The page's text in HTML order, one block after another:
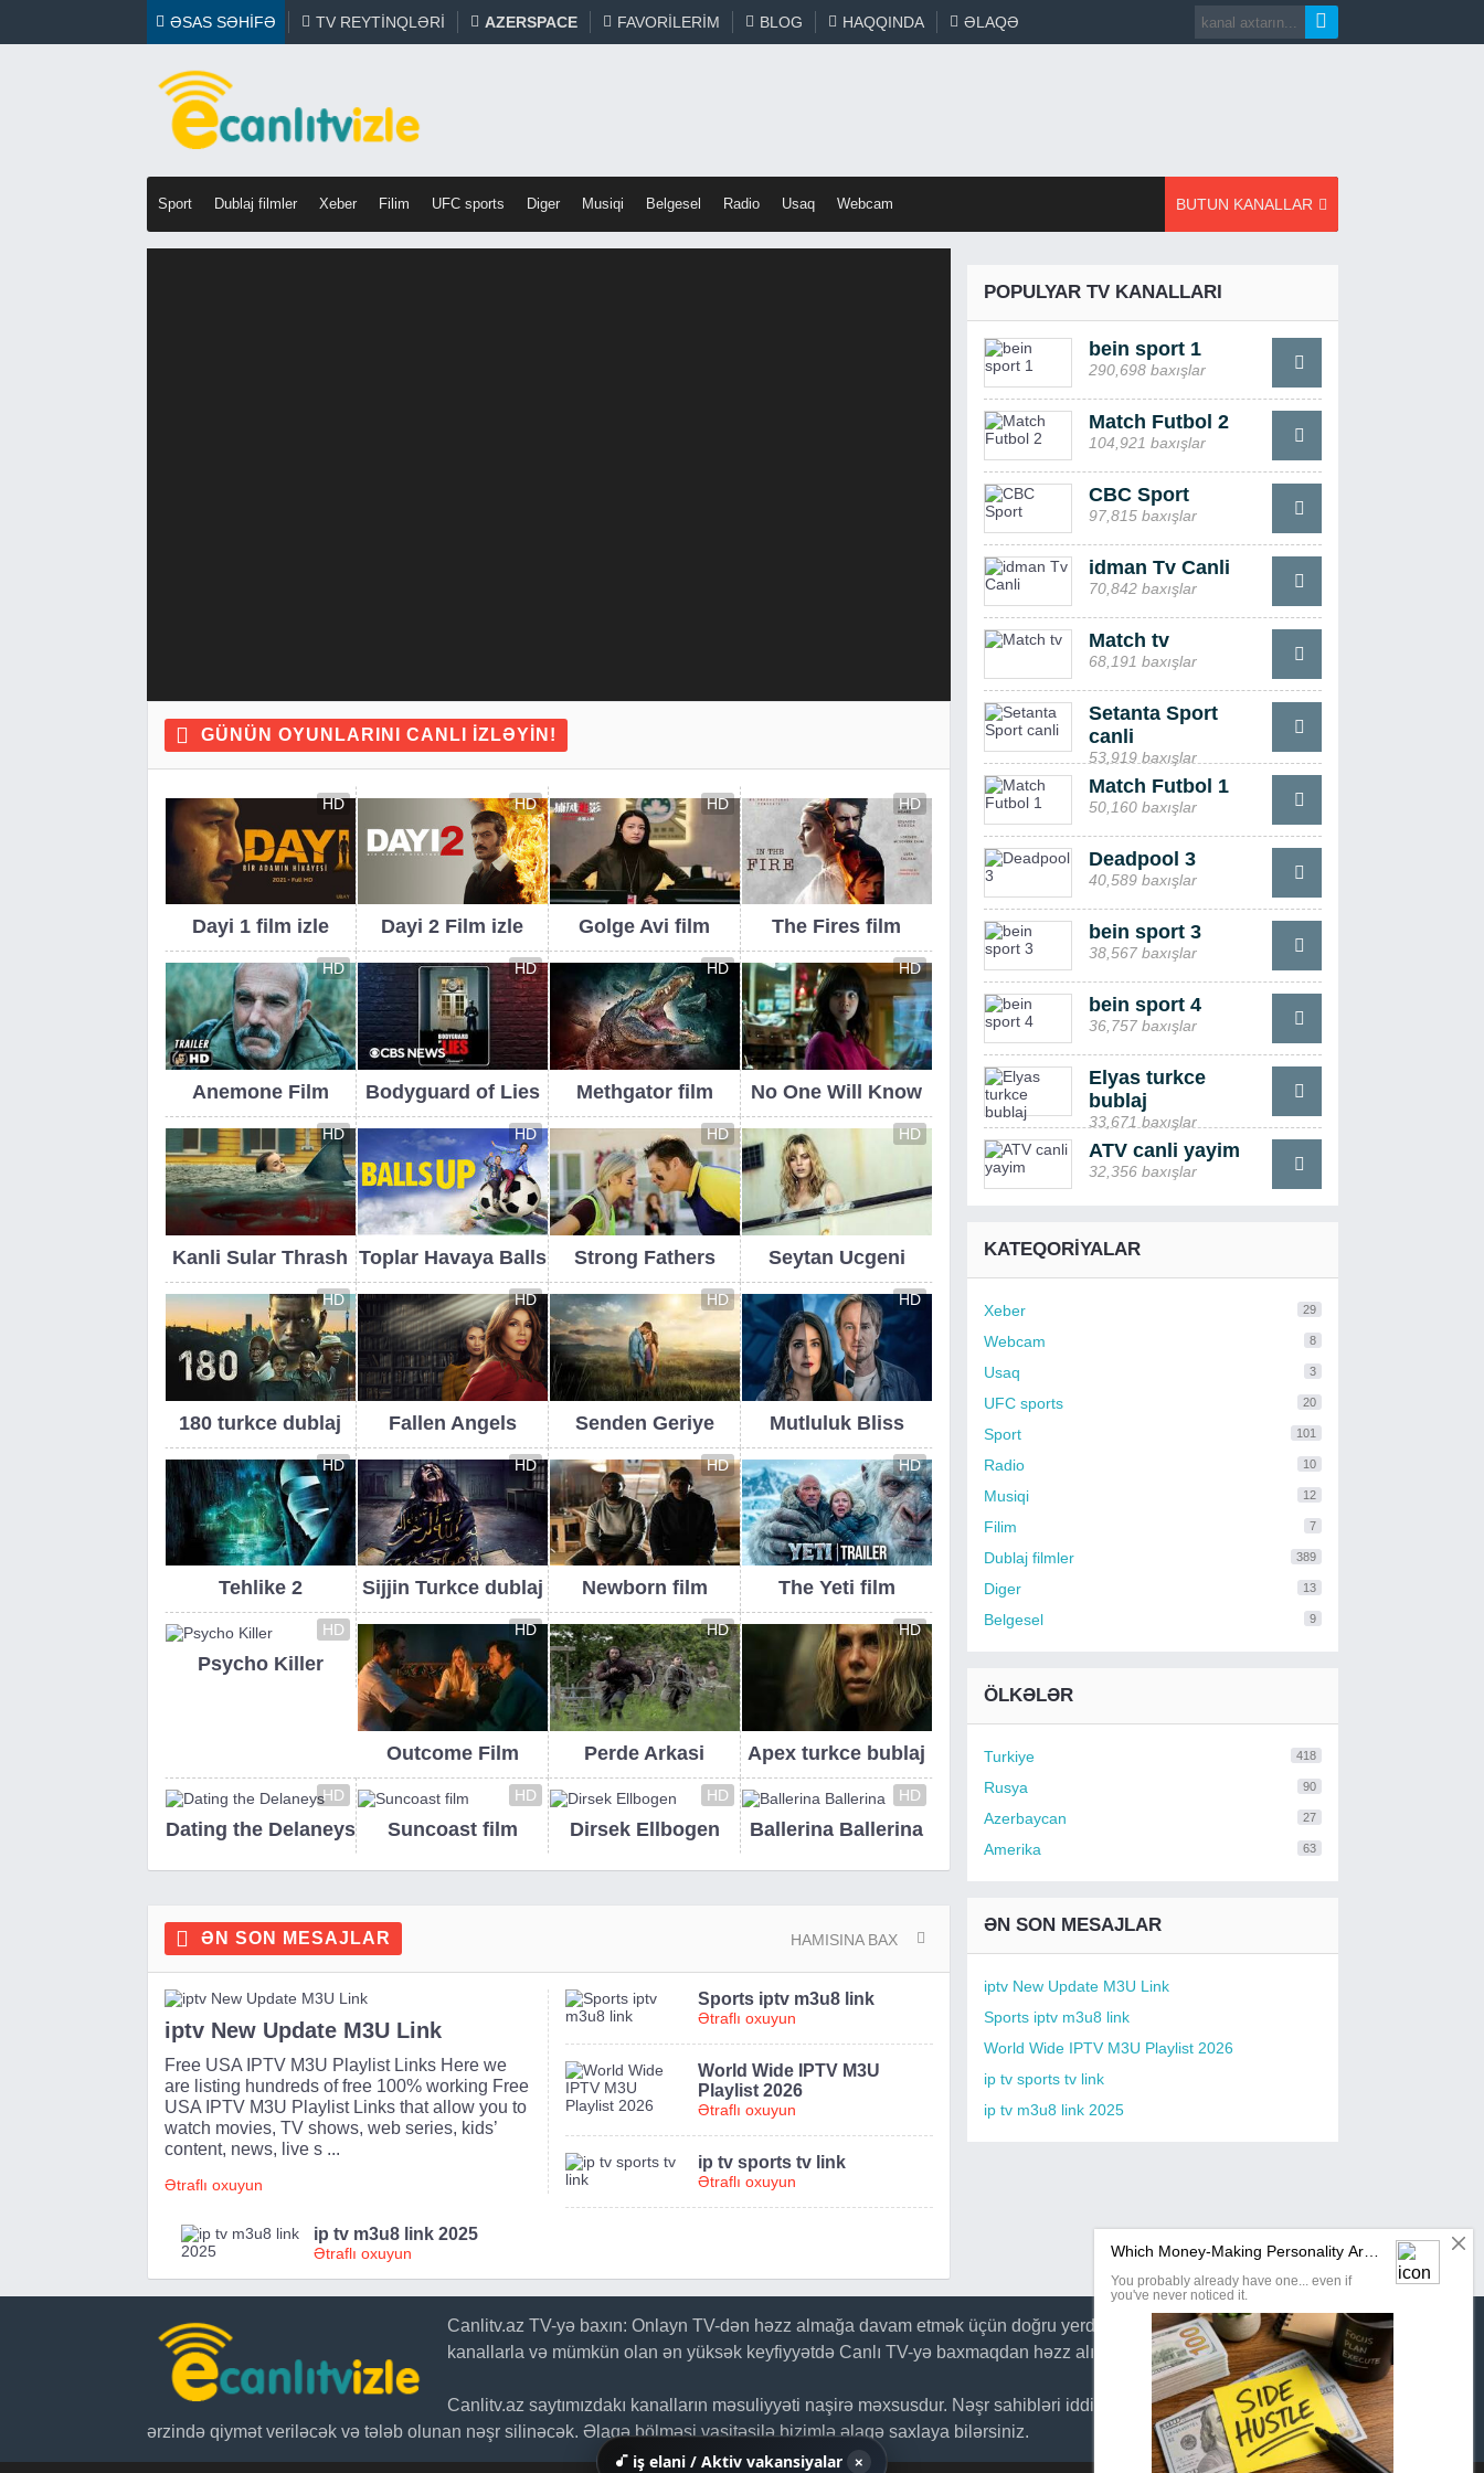
ƏSAS SƏHIFƏ TV REYTINQLƏRI AZERSPACE FAVORILERIM BLOG HAQQINDA ƏLAQƏ
Sport Dublaj filmler Xeber Filim UFC sports Diger Musiqi Belgesel Radio Usaq Webcam BUTUN KANALLAR
GÜNÜN OYUNLARINI CANLI IZLƏYIN!
HD
Dayi 1 film izle
HD
Dayi 2 Film izle
HD
Golge Avi film
HD
The Fires film
HD
Anemone Film
HD
Bodyguard of Lies
HD
Methgator film
HD
No One Will Know
HD
Kanli Sular Thrash
HD
Toplar Havaya Balls
HD
Strong Fathers
HD
Seytan Ucgeni
HD
180 turkce dublaj
HD
Fallen Angels
HD
Senden Geriye
HD
Mutluluk Bliss
HD
Tehlike 2
HD
Sijjin Turkce dublaj
HD
Newborn film
HD
The Yeti film
HD
Psycho Killer
HD
Outcome Film
HD
Perde Arkasi
HD
Apex turkce bublaj
HD
Dating the Delaneys
HD
Suncoast film
HD
Dirsek Ellbogen
HD
Ballerina Ballerina
ƏN SON MESAJLAR HAMISINA BAX
iptv New Update M3U Link
Free USA IPTV M3U Playlist Links Here we
are listing hundreds of free 100% working Free
USA IPTV M3U Playlist Links that allow you to
watch movies, TV shows, web series, kids’
content, news, live s ...
Ətraflı oxuyun
Sports iptv m3u8 link
Ətraflı oxuyun
World Wide IPTV M3U
Playlist 2026
Ətraflı oxuyun
ip tv sports tv link
Ətraflı oxuyun
ip tv m3u8 link 2025
Ətraflı oxuyun
POPULYAR TV KANALLARI
bein sport 1
290,698 baxışlar
Match Futbol 2
104,921 baxışlar
CBC Sport
97,815 baxışlar
idman Tv Canli
70,842 baxışlar
Match tv
68,191 baxışlar
Setanta Sport
canli
53,919 baxışlar
Match Futbol 1
50,160 baxışlar
Deadpool 3
40,589 baxışlar
bein sport 3
38,567 baxışlar
bein sport 4
36,757 baxışlar
Elyas turkce
bublaj
33,671 baxışlar
ATV canli yayim
32,356 baxışlar
KATEQORIYALAR
Xeber 29
Webcam 8
Usaq 3
UFC sports 20
Sport 101
Radio 10
Musiqi 12
Filim 7
Dublaj filmler 389
Diger 13
Belgesel 9
ÖLKƏLƏR
Turkiye 418
Rusya 90
Azerbaycan 27
Amerika 63
ƏN SON MESAJLAR
iptv New Update M3U Link
Sports iptv m3u8 link
World Wide IPTV M3U Playlist 2026
ip tv sports tv link
ip tv m3u8 link 2025
Canlitv.az TV-yə baxın: Onlayn TV-dən həzz almağa davam etmək üçün doğru yerdəsiniz. Daim əlavə olunan yeni
kanallarla və mümkün olan ən yüksək keyfiyyətdə Canlı TV-yə baxmaqdan həzz alın.
Canlitv.az saytımızdakı kanalların məsuliyyəti naşirə məxsusdur. Nəşr sahibləri iddia etməyə davam edərsə, 7 gün
ərzində qiymət veriləcək və tələb olunan nəşr silinəcək. Əlaqə bölməsi vasitəsilə bizimlə əlaqə saxlaya bilərsiniz.
iş elani / Aktiv vakansiyalar ×